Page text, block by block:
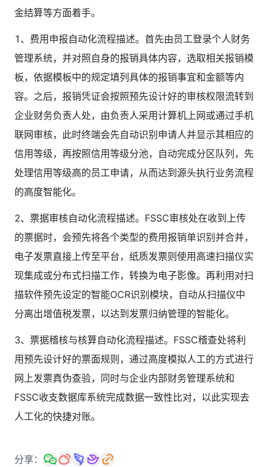
金结算等方面着手。
1、费用申报自动化流程描述。首先由员工登录个人财务
管理系统，并对照自身的报销具体内容，选取相关报销模
板，依据模板中的规定填列具体的报销事宜和金额等内
容。之后，报销凭证会按照预先设计好的审核权限流转到
企业财务负责人处，由负责人采用计算机上网或通过手机
联网审核，此时终端会先自动识别申请人并显示其相应的
信用等级，再按照信用等级分池，自动完成分区队列，先
处理信用等级高的员工申请，从而达到源头执行业务流程
的高度智能化。
2、票据审核自动化流程描述。FSSC审核处在收到上传
的票据时，会预先将各个类型的费用报销单识别并合并，
电子发票直接上传至平台，纸质发票则使用高速扫描仪实
现集成或分布式扫描工作，转换为电子影像。再利用对扫
描软件预先设定的智能OCR识别模块，自动从扫描仪中
分离出增值税发票，以达到发票归纳管理的智能化。
3、票据稽核与核算自动化流程描述。FSSC稽查处将利
用预先设计好的票面规则，通过高度模拟人工的方式进行
网上发票真伪查验，同时与企业内部财务管理系统和
FSSC收支数据库系统完成数据一致性比对，以此实现去
人工化的快捷对账。
分享：